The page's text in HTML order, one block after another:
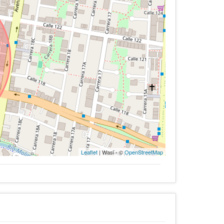
Leaflet| Wasi - ©OpenStreetMap